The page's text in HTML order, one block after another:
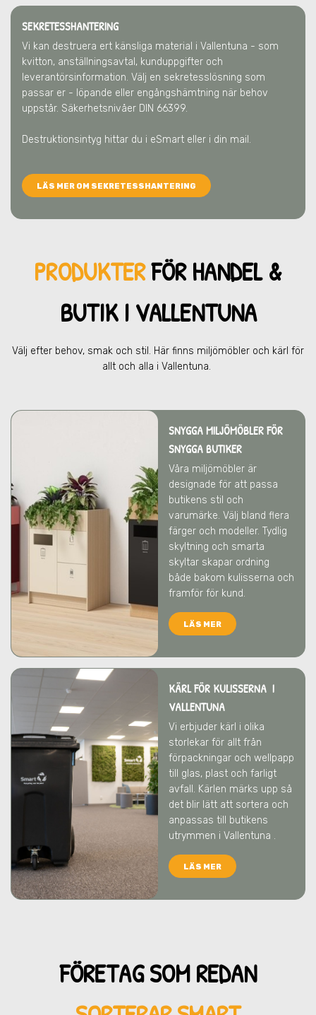
SEKRETESSHANTERING
Vi kan destruera ert känsliga material i Vallentuna - som
kvitton, anställningsavtal, kunduppgifter och
leverantörsinformation. Välj en sekretesslösning som
passar er - löpande eller engångshämtning när behov
uppstår. Säkerhetsnivåer DIN 66399.
Destruktionsintyg hittar du i eSmart eller i din mail.
LÄS MER OM SEKRETESSHANTERING
PRODUKTERFÖR HANDEL &
BUTIK I VALLENTUNA
Välj efter behov, smak och stil. Här finns miljömöbler och kärl för
allt och alla i Vallentuna.
SNYGGA MILJÖMÖBLER FÖR
SNYGGA BUTIKER
Våra miljömöbler är
designade för att passa
butikens stil och
varumärke. Välj bland flera
färger och modeller. Tydlig
skyltning och smarta
skyltar skapar ordning
både bakom kulisserna och
framför för kund.
LÄS MER
KÄRL FÖR KULISSERNA I
VALLENTUNA
Vi erbjuder kärl i olika
storlekar för allt från
förpackningar och wellpapp
till glas, plast och farligt
avfall. Kärlen märks upp så
det blir lätt att sortera och
anpassas till butikens
utrymmen i Vallentuna .
LÄS MER
FÖRETAG SOM REDAN